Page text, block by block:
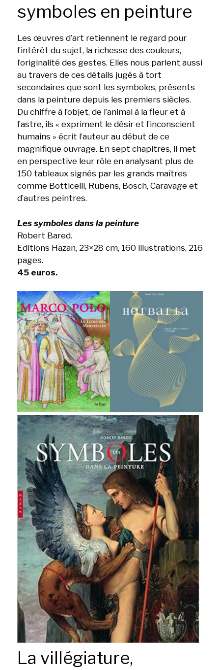
symboles en peinture
Les œuvres d’art retiennent le regard pour
l’intérêt du sujet, la richesse des couleurs,
l’originalité des gestes. Elles nous parlent aussi
au travers de ces détails jugés à tort
secondaires que sont les symboles, présents
dans la peinture depuis les premiers siècles.
Du chiffre à l’objet, de l’animal à la fleur et à
l’astre, ils « expriment le désir et l’inconscient
humains » écrit l’auteur au début de ce
magnifique ouvrage. En sept chapitres, il met
en perspective leur rôle en analysant plus de
150 tableaux signés par les grands maîtres
comme Botticelli, Rubens, Bosch, Caravage et
d’autres peintres.
Les symboles dans la peinture
Robert Bared.
Editions Hazan, 23×28 cm, 160 illustrations, 216
pages.
45 euros.
La villégiature,